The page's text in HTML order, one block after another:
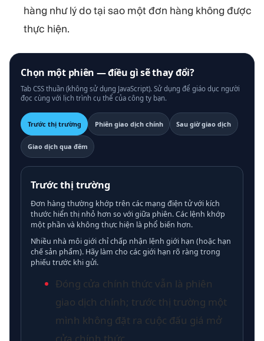
hàng như lý do tại sao một đơn hàng không được
thực hiện.
Chọn một phiên — điều gì sẽ thay đổi?
Tab CSS thuần (không sử dụng JavaScript). Sử dụng để giáo dục người
đọc cùng với lịch trình cụ thể của công ty bạn.
Trước thị trường Phiên giao dịch chính Sau giờ giao dịch
Giao dịch qua đêm
Trước thị trường
Đơn hàng thường khớp trên các mạng điện tử với kích
thước hiển thị nhỏ hơn so với giữa phiên. Các lệnh khớp
một phần và không thực hiện là phổ biến hơn.
Nhiều nhà môi giới chỉ chấp nhận lệnh giới hạn (hoặc hạn
chế sản phẩm). Hãy làm cho các giới hạn rõ ràng trong
phiếu trước khi gửi.
Đóng cửa chính thức vẫn là phiên
giao dịch chính; trước thị trường một
mình không đặt ra cuộc đấu giá mở
cửa chính thức.